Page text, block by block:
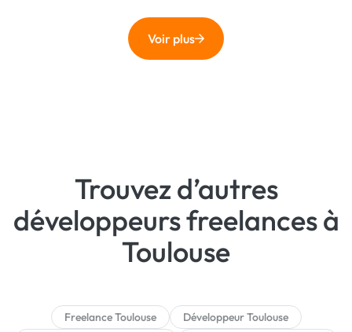
Voir plus
Trouvez d’autres
développeurs freelances à
Toulouse
Freelance Toulouse
Développeur Toulouse